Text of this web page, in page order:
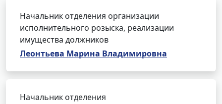
Начальник отделения организации
исполнительного розыска, реализации
имущества должников
Леонтьева Марина Владимировна
Начальник отделения